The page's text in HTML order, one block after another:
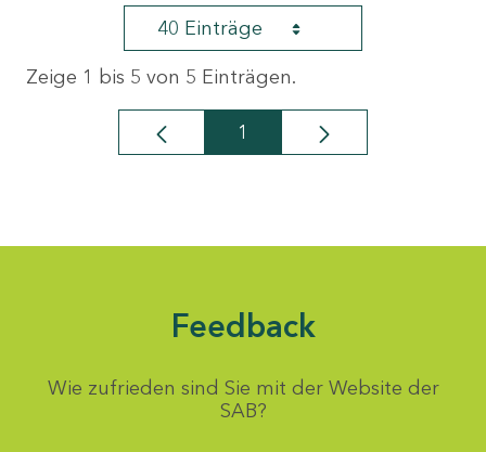
40 Einträge
Zeige 1 bis 5 von 5 Einträgen.
Seite
1
Feedback
Wie zufrieden sind Sie mit der Website der
SAB?